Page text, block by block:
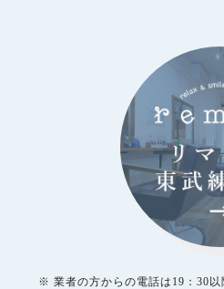
※ 業者の方からの電話は19：30以